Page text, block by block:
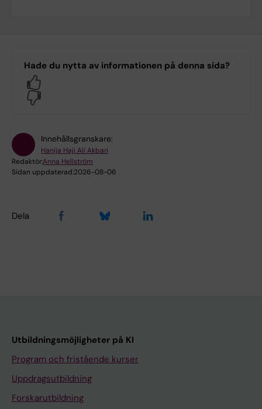
Hade du nytta av informationen på denna sida?
Innehållsgranskare:
Hanija Haji Ali Akbari
Redaktör:Anna Hellström
Sidan uppdaterad:2026-08-06
Dela
Utbildningsmöjligheter på KI
Program och fristående kurser
Uppdragsutbildning
Forskarutbildning